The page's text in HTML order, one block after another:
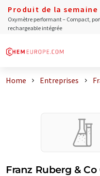
Produit de la semaine
Oxymètre performant – Compact,
rechargeable intégrée
Home Entreprises
Franz Ruberg & Co